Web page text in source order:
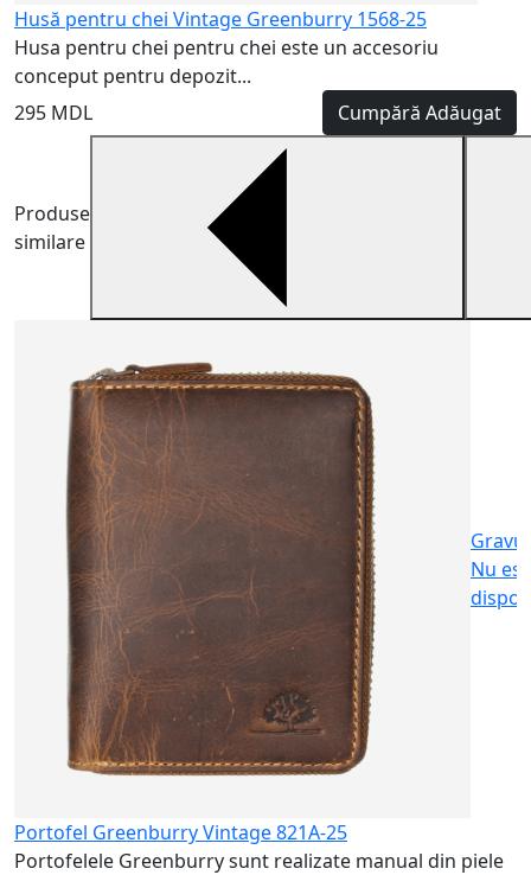
Husă pentru chei Vintage Greenburry 1568-25
Husa pentru chei pentru chei este un accesoriu
conceput pentru depozit...
295 MDL
Cumpără Adăugat
Produse
similare
Nu
Portofel Greenburry Vintage 821A-25
Portofelele Greenburry sunt realizate manual din piele